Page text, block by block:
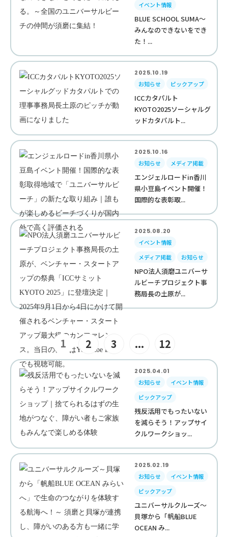
イベント情報
BLUE SCHOOL SUMA～
みんなのできないをでき
た！...
2025.10.19
お知らせ
ピックアップ
ICCカタパルト
KYOTO2025ソーシャルグ
ッドカタパルト...
2025.10.16
お知らせ
メディア掲載
エンジェルロードin香川
県小豆島イベント開催！
国際的な表彰取...
2025.08.20
イベント情報
メディア掲載
お知らせ
NPO法人須磨ユニバーサ
ルビーチプロジェクト事
務局長の土原が...
1 2 3 ... 12
2025.04.01
お知らせ
イベント情報
ピックアップ
残反活用でもったいない
を減らそう！アップサイ
クルワークショッ...
2025.02.19
お知らせ
イベント情報
ピックアップ
ユニバーサルクルーズ～
貝塚から「帆船BLUE
OCEAN み...